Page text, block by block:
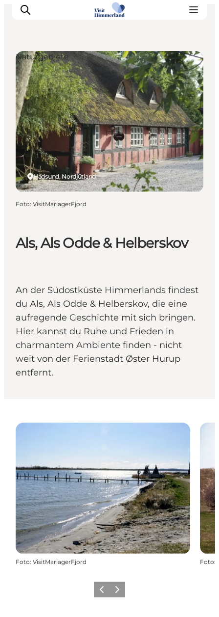
Erlebnisse
Natur
Städte und Orte
Das passiert
Reiseplanung
Praktische Informationen
Als, Als Odde & Helberskov
An der Südostküste Himmerlands findest
du Als, Als Odde & Helberskov, die eine
aufregende Geschichte mit sich bringen.
Hier kannst du Ruhe und Frieden in
charmantem Ambiente finden - nicht
weit von der Ferienstadt Øster Hurup
entfernt.
Hadsund, Nordjütland
Naturgebiete
Foto: VisitMariagerFjord
Foto: VisitMariagerFjord Foto:
Vorherige Folie
Nächste Folie